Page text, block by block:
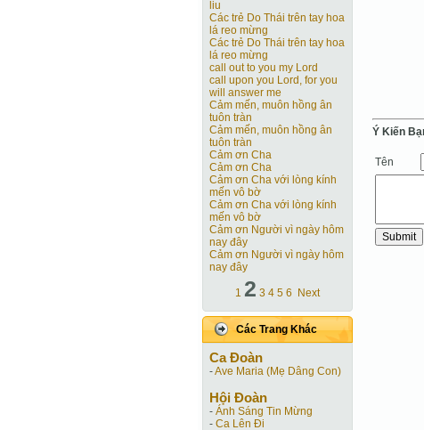
liu
Các trẻ Do Thái trên tay hoa
lá reo mừng
Các trẻ Do Thái trên tay hoa
lá reo mừng
call out to you my Lord
call upon you Lord, for you
will answer me
Cảm mến, muôn hồng ân
tuôn tràn
Cảm mến, muôn hồng ân
tuôn tràn
Cảm ơn Cha
Cảm ơn Cha
Cảm ơn Cha với lòng kính
mến vô bờ
Cảm ơn Cha với lòng kính
mến vô bờ
Cảm ơn Người vì ngày hôm
nay đây
Cảm ơn Người vì ngày hôm
nay đây
1 2 3 4 5 6 Next
Các Trang Khác
Ca Ðoàn
-Ave Maria (Mẹ Dâng Con)
Hội Ðoàn
- Ánh Sáng Tin Mừng
- Ca Lên Đi
Ý Kiến
Tên